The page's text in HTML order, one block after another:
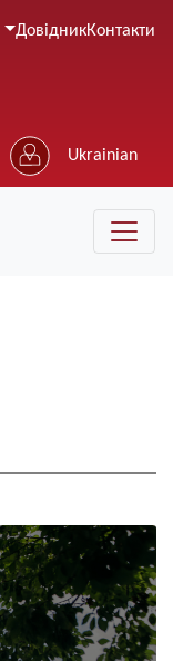
ДовідникКонтакти
Ukrainian